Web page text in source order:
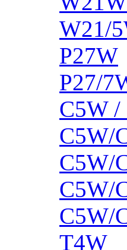
W21/
P27W
P27/
C5W /
C5W/
C5W/
C5W/
C5W/
T4W